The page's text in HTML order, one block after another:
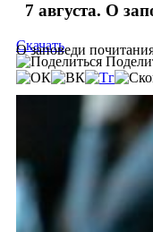
7 августа. О
О заповеди
Скачать